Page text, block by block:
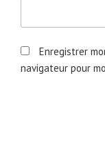
Enregistrer
navigateur pour